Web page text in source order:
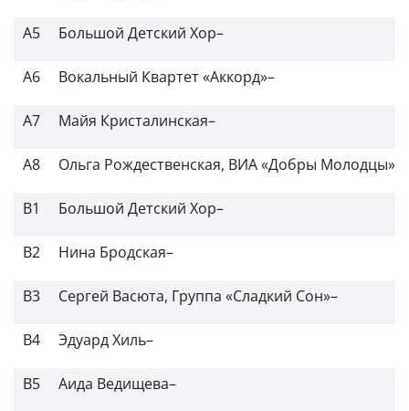
A5 Большой Детский Хор–
A6 Вокальный Квартет «Аккорд»–
A7 Майя Кристалинская–
A8 Ольга Рождественская, ВИА «Добры Молодцы»
B1 Большой Детский Хор–
B2 Нина Бродская–
B3 Сергей Васюта, Группа «Сладкий Сон»–
B4 Эдуард Хиль–
B5 Аида Ведищева–